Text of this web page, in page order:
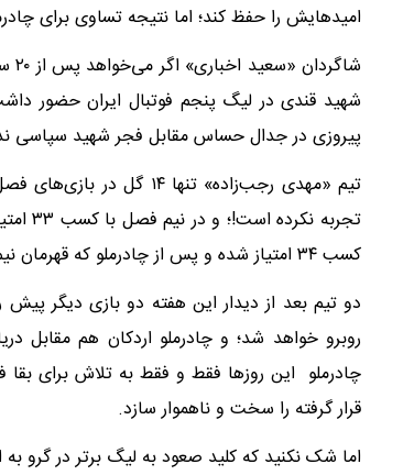
امیدهایش را حفظ کند؛ اما نتیجه تساوی برای
شهید قندی در لیگ پنجم فوتبال ایران حضور
پیروزی در جدال حساس مقابل فجر شهید سپاسی
تیم «مهدی رجب‌زاده»
کسب ۳۴ امتیاز شده و پس از چادرملو که قهرمان نیم فصل شده بود، در رده دوم جدول قرار گرفته است.
دو تیم بعد از دیدار این هفته دو بازی دیگر
روبرو خواهد شد؛ و چادرملو اردکان هم مقابل
چادرملو این روزها فقط و فقط به تلاش برای
قرار گرفته را سخت و ناهموار سازد.
اما شک نکنید که کلید صعود به لیگ برتر در گرو